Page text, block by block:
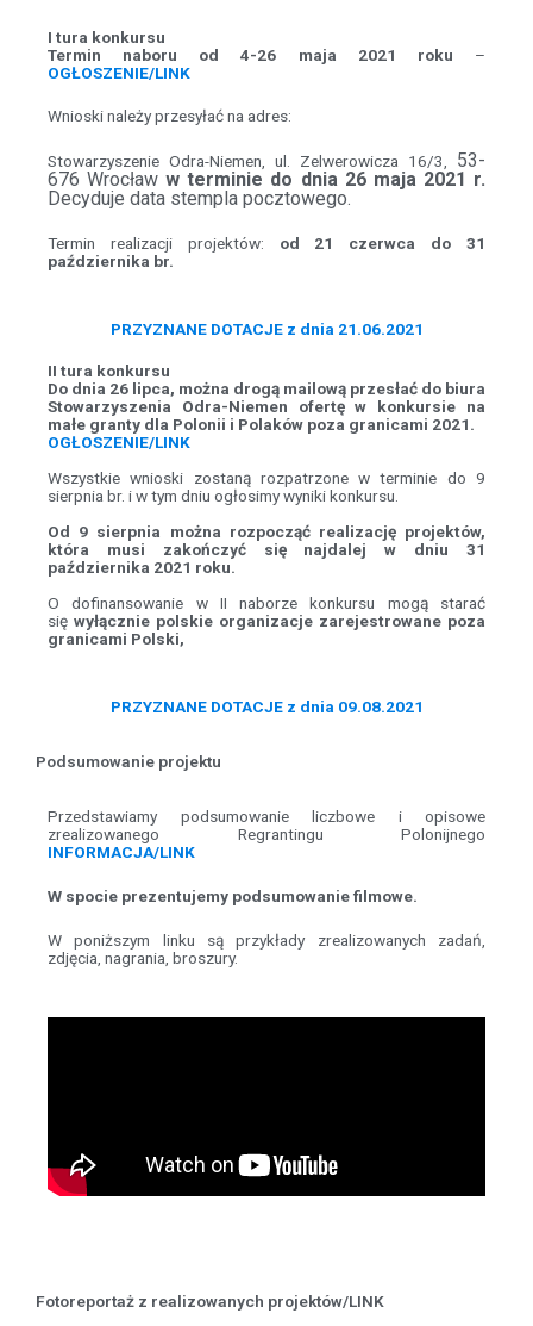
I tura konkursu
Termin naboru od 4-26 maja 2021 roku –
OGŁOSZENIE/LINK
Wnioski należy przesyłać na adres:
Stowarzyszenie Odra-Niemen, ul. Zelwerowicza 16/3, 53-
676 Wrocławw terminie do dnia 26 maja 2021 r.
Decyduje data stempla pocztowego.
Termin realizacji projektów: od 21 czerwca do 31
października br.
PRZYZNANE DOTACJE z dnia 21.06.2021
II tura konkursu
Do dnia 26 lipca, można drogą mailową przesłać do biura
Stowarzyszenia Odra-Niemen ofertę w konkursie na
małe granty dla Polonii i Polaków poza granicami 2021.
OGŁOSZENIE/LINK
Wszystkie wnioski zostaną rozpatrzone w terminie do 9
sierpnia br. i w tym dniu ogłosimy wyniki konkursu.
Od 9 sierpnia można rozpocząć realizację projektów,
która musi zakończyć się najdalej w dniu 31
października 2021 roku.
O dofinansowanie w II naborze konkursu mogą starać
się wyłącznie polskie organizacje zarejestrowane poza
granicami Polski,
PRZYZNANE DOTACJE z dnia 09.08.2021
Podsumowanie projektu
Przedstawiamy podsumowanie liczbowe i opisowe
zrealizowanego Regrantingu Polonijnego
INFORMACJA/LINK
W spocie prezentujemy podsumowanie filmowe.
W poniższym linku są przykłady zrealizowanych zadań,
zdjęcia, nagrania, broszury.
Fotoreportaż z realizowanych projektów/LINK